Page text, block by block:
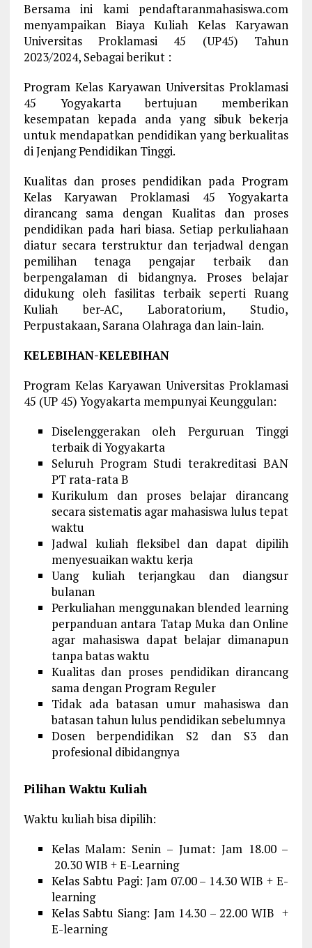
Bersama ini kami pendaftaranmahasiswa.com
menyampaikan Biaya Kuliah Kelas Karyawan
Universitas Proklamasi 45 (UP45) Tahun
2023/2024, Sebagai berikut :
Program Kelas Karyawan Universitas Proklamasi
45 Yogyakarta bertujuan memberikan
kesempatan kepada anda yang sibuk bekerja
untuk mendapatkan pendidikan yang berkualitas
di Jenjang Pendidikan Tinggi.
Kualitas dan proses pendidikan pada Program
Kelas Karyawan Proklamasi 45 Yogyakarta
dirancang sama dengan Kualitas dan proses
pendidikan pada hari biasa. Setiap perkuliahaan
diatur secara terstruktur dan terjadwal dengan
pemilihan tenaga pengajar terbaik dan
berpengalaman di bidangnya. Proses belajar
didukung oleh fasilitas terbaik seperti Ruang
Kuliah ber-AC, Laboratorium, Studio,
Perpustakaan, Sarana Olahraga dan lain-lain.
KELEBIHAN-KELEBIHAN
Program Kelas Karyawan Universitas Proklamasi
45 (UP 45) Yogyakarta mempunyai Keunggulan:
Diselenggerakan oleh Perguruan Tinggi
terbaik di Yogyakarta
Seluruh Program Studi terakreditasi BAN
PT rata-rata B
Kurikulum dan proses belajar dirancang
secara sistematis agar mahasiswa lulus tepat
waktu
Jadwal kuliah fleksibel dan dapat dipilih
menyesuaikan waktu kerja
Uang kuliah terjangkau dan diangsur
bulanan
Perkuliahan menggunakan blended learning
perpanduan antara Tatap Muka dan Online
agar mahasiswa dapat belajar dimanapun
tanpa batas waktu
Kualitas dan proses pendidikan dirancang
sama dengan Program Reguler
Tidak ada batasan umur mahasiswa dan
batasan tahun lulus pendidikan sebelumnya
Dosen berpendidikan S2 dan S3 dan
profesional dibidangnya
Pilihan Waktu Kuliah
Waktu kuliah bisa dipilih:
Kelas Malam: Senin – Jumat: Jam 18.00 –
20.30 WIB + E-Learning
Kelas Sabtu Pagi: Jam 07.00 – 14.30 WIB + E-
learning
Kelas Sabtu Siang: Jam 14.30 – 22.00 WIB +
E-learning